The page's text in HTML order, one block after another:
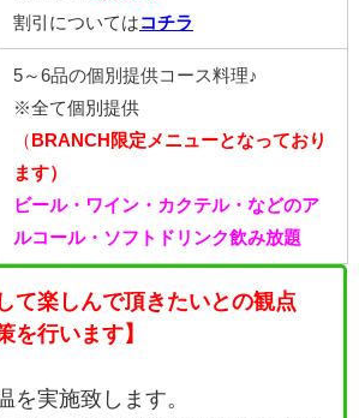
割引については コチラ
5～6品の個別提供コース料理♪
※全て個別提供
（ BRANCH限定メニューとなっており
ます）
ビール・ワイン・カクテル・などのア
ルコール・ソフトドリンク飲み放題
て楽しんで頂きたいとの観点
を行います】
を実施致します。